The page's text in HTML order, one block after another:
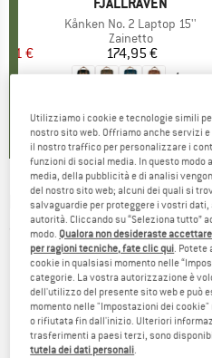
ridotto
€
Articolo
Kånken No. 2 Laptop 15''
Gruppo di prodotti
Zainetto
Prezzo
174,95 €
4
PICTURE -Grounds 22
(0)
Utilizziamo i cookie e tecnologie simili
nostro sito web. Offriamo anche servizi
il nostro traffico per personalizzare i
funzioni di social media. In questo modo
media, della pubblicità e di analisi
del nostro sito web; alcuni dei quali si
salvaguardie per proteggere i vostri
autorità. Cliccando su “Seleziona tutto”
modo. Qualora non desideraste
per ragioni tecniche, fate clic qui. Potete
cookie in qualsiasi momento nelle
categorie. La vostra autorizzazione è
dell'utilizzo del presente sito web e può
momento nelle "Impostazioni dei
o rifiutata fin dall'inizio. Ulteriori
trasferimenti a paesi terzi, sono
tutela dei dati personali.